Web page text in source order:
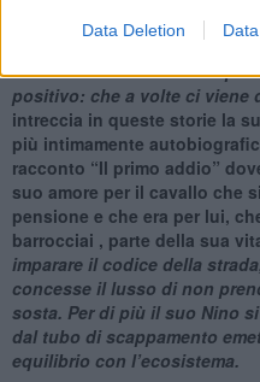
Data Deletion
E la situazione paradossale
due i femori:i malanni a
positivo: che a volte ci viene
intreccia in queste storie la
più intimamente
racconto “Il primo addio”
suo amore per il cavallo che
pensione e che era per lui,
barrocciai , parte della sua
imparare il codice della
concesse il lusso di non
sosta. Per di più il suo Nino
dal tubo di scappamento
equilibrio con l’ecosistema.